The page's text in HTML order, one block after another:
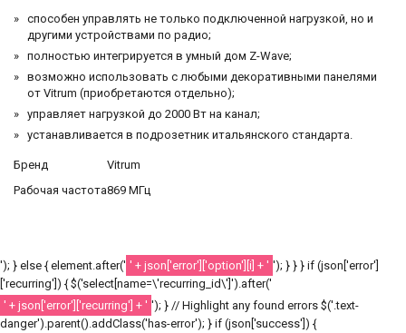
способен управлять не только подключенной нагрузкой, но и
другими устройствами по радио;
полностью интегрируется в умный дом Z-Wave;
возможно использовать с любыми декоративными панелями
от Vitrum (приобретаются отдельно);
управляет нагрузкой до 2000 Вт на канал;
устанавливается в подрозетник итальянского стандарта.
Бренд
Vitrum
Рабочая частота869 МГц
'); } else { element.after(' ' + json['error']['option'][i] + ' '); } } } if (json['error']
['recurring']) { $('select[name=\'recurring_id\']').after('
' + json['error']['recurring'] + ' '); } // Highlight any found errors $('.text-
danger').parent().addClass('has-error'); } if (json['success']) {